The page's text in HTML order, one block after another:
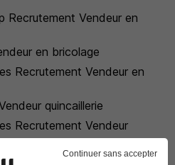
Recrutement Vendeur en
en bricolage
Recrutement Vendeur en
quincaillerie
Recrutement Vendeur
bricolage
Continuer sans accepter